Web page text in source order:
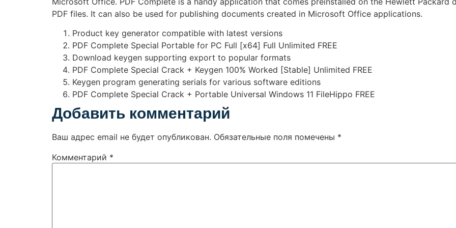
PDF files. It can also be used for publishing documents created in Microsoft Office applications.
Product key generator compatible with latest versions
PDF Complete Special Portable for PC Full [x64] Full Unlimited FREE
Download keygen supporting export to popular formats
PDF Complete Special Crack + Keygen 100% Worked [Stable] Unlimited FREE
Keygen program generating serials for various software editions
PDF Complete Special Crack + Portable Universal Windows 11 FileHippo FREE
Добавить комментарий
Ваш адрес email не будет опубликован. Обязательные поля помечены *
Комментарий *